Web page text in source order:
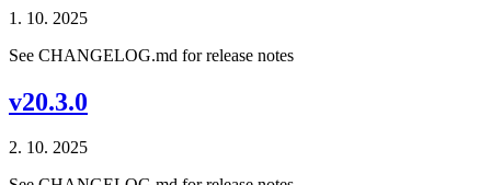
1. 10. 2025
See CHANGELOG.md for release notes
v20.3.0
2. 10. 2025